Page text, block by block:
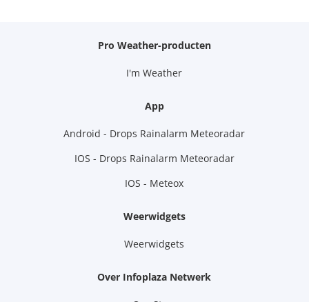
Pro Weather-producten
I'm Weather
App
Android - Drops Rainalarm Meteoradar
IOS - Drops Rainalarm Meteoradar
IOS - Meteox
Weerwidgets
Weerwidgets
Over Infoplaza Netwerk